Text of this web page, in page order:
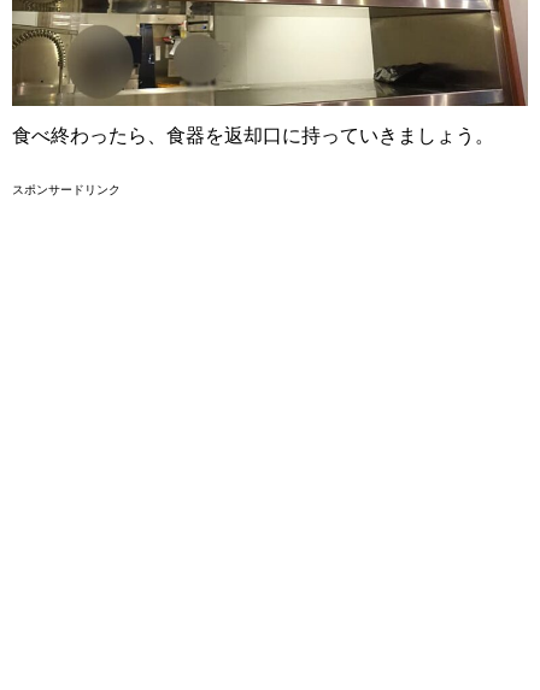
食べ終わったら、食器を返却口に持っていきましょう。
スポンサードリンク